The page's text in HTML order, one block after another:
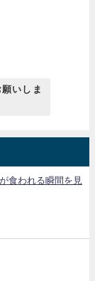
いしま
食われる瞬間を見